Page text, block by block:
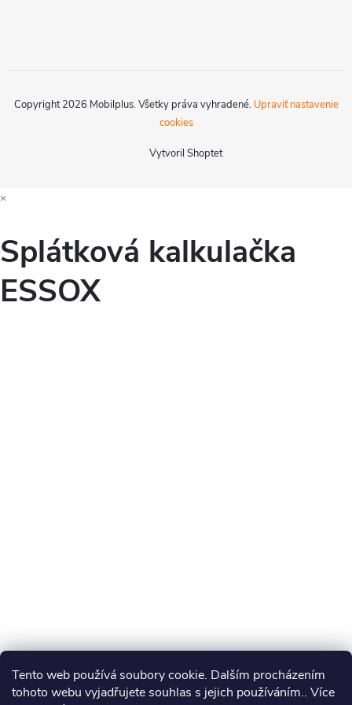
Tento web používá soubory cookie. Dalším procházením
tohoto webu vyjadřujete souhlas s jejich používáním.. Více
Vytvoril Shoptet
Copyright 2026 Mobilplus. Všetky práva vyhradené. Upraviť nastavenie
cookies
×
Splátková kalkulačka
ESSOX